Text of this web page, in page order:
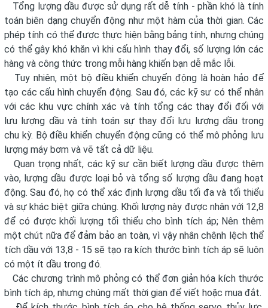
Tổng lượng dầu được sử dụng rất dễ tính - phần khó là tính
toán biên dạng chuyển động như một hàm của thời gian. Các
phép tính có thể được thực hiện bằng bảng tính, nhưng chúng
có thể gây khó khăn vì khi cấu hình thay đổi, số lượng lớn các
hàng và công thức trong mỗi hàng khiến bạn dễ mắc lỗi.
Tuy nhiên, một bộ điều khiển chuyển động là hoàn hảo để
tạo các cấu hình chuyển động. Sau đó, các kỹ sư có thể nhân
với các khu vực chính xác và tính tổng các thay đổi đối với
lưu lượng dầu và tính toán sự thay đổi lưu lượng dầu trong
chu kỳ. Bộ điều khiển chuyển động cũng có thể mô phỏng lưu
lượng máy bơm và vẽ tất cả dữ liệu.
Quan trọng nhất, các kỹ sư cần biết lượng dầu được thêm
vào, lượng dầu được loại bỏ và tổng số lượng dầu đang hoạt
động. Sau đó, họ có thể xác định lượng dầu tối đa và tối thiểu
và sự khác biệt giữa chúng. Khối lượng này được nhân với 12,8
để có được khối lượng tối thiểu cho bình tích áp; Nên thêm
một chút nữa để đảm bảo an toàn, vì vậy nhân chênh lệch thể
tích dầu với 13,8 - 15 sẽ tạo ra kích thước bình tích áp sẽ luôn
có một ít dầu trong đó.
Các chương trình mô phỏng có thể đơn giản hóa kích thước
bình tích áp, nhưng chúng mất thời gian để viết hoặc mua đắt.